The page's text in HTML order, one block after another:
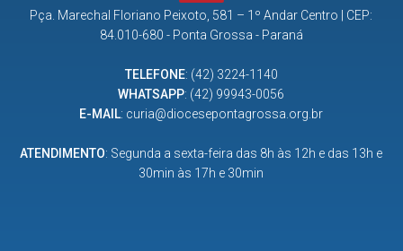
Pça. Marechal Floriano Peixoto, 581 – 1º Andar Centro | CEP:
84.010-680 - Ponta Grossa - Paraná
TELEFONE: (42) 3224-1140
WHATSAPP: (42) 99943-0056
E-MAIL: curia@diocesepontagrossa.org.br
ATENDIMENTO: Segunda a sexta-feira das 8h às 12h e das 13h e
30min às 17h e 30min